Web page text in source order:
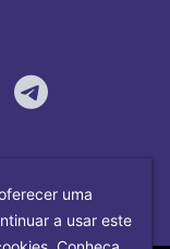
uma
a usar este